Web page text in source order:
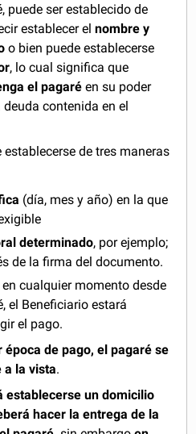
puede ser establecido de
establecer elnombre y
o bien puede establecerse
, lo cual significa que
el pagaré en su poder
contenida en el
establecerse de tres maneras
(día, mes y año) en la que
determinado, por ejemplo;
de la firma del documento.
en cualquier momento desde
el Beneficiario estará
el pago.
época de pago, el pagaré se
a la vista.
establecerse un domicilio
hacer la entrega de la